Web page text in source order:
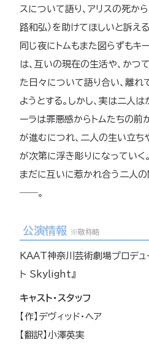
スについて語り、アリスの死か
路和弘）を助けてほしいと訴える
同じ夜にトムもまた図らずもキ
は、互いの現在の生活や、かつ
た日々について語り合い、離
ようとする。しかし、実は二人
ーラは罪悪感からトムたちの前
が進むにつれ、二人の生い立ち
が次第に浮き彫りになっていく
まだに互いに惹かれ合う二人の
――。
公演情報 ※敬称略
KAAT神奈川芸術劇場プロデュ
ト Skylight』
キャスト・スタッフ
【作】デヴィッド・ヘア
【翻訳】小澤英実